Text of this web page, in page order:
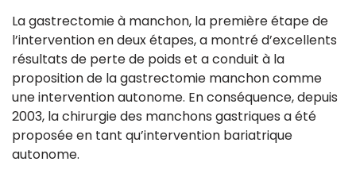
La gastrectomie à manchon, la première étape de
l’intervention en deux étapes, a montré d’excellents
résultats de perte de poids et a conduit à la
proposition de la gastrectomie manchon comme
une intervention autonome. En conséquence, depuis
2003, la chirurgie des manchons gastriques a été
proposée en tant qu’intervention bariatrique
autonome.